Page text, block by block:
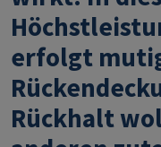
erfolgt
Rückhalt